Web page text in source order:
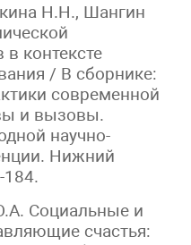
Н.Н., Шангин
в контексте
/ В сборнике:
современной
и вызовы.
научно-
Нижний
184.
Социальные и
счастья: